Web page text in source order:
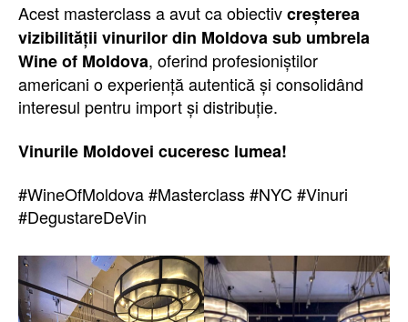
Acest masterclass a avut ca obiectivcreșterea
vizibilității vinurilor din Moldova sub umbrela
Wine of Moldova, oferind profesioniștilor
americani o experiență autentică și consolidând
interesul pentru import și distribuție.
Vinurile Moldovei cuceresc lumea!
#WineOfMoldova #Masterclass #NYC #Vinuri
#DegustareDeVin